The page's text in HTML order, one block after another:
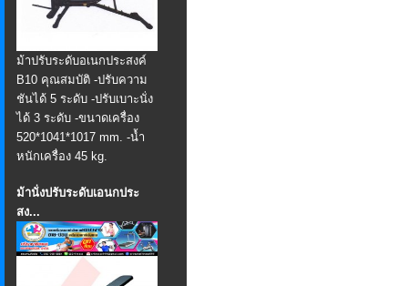
ม้าปรับระดับอเนกประสงค์
B10 คุณสมบัติ -ปรับความ
ชันได้ 5 ระดับ -ปรับเบาะนั่ง
ได้ 3 ระดับ -ขนาดเครื่อง
520*1041*1017 mm. -น้ำ
หนักเครื่อง 45 kg.
ม้านั่งปรับระดับเอนกประ
สง...